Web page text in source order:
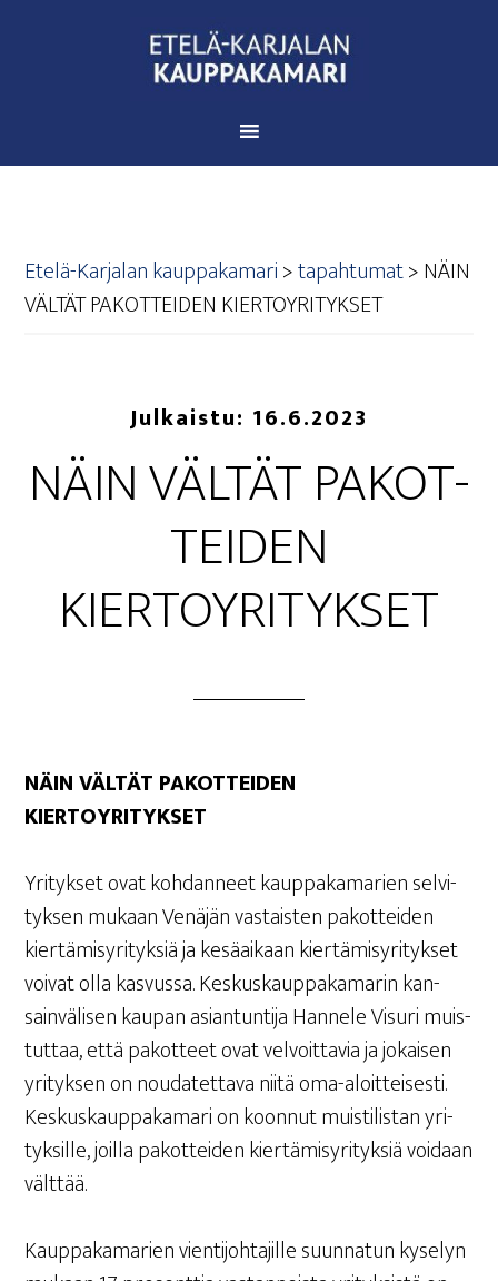
Etelä-Karjalan kauppakamari>tapahtumat>NÄIN
VÄL­TÄT PAKOT­TEI­DEN KIERTOYRITYKSET
Julkaistu: 16.6.2023
NÄIN VÄL­TÄT PAKOT­
TEI­DEN
KIERTOYRITYKSET
NÄIN VÄL­TÄT PAKOT­TEI­DEN
KIERTOYRITYKSET
Yri­tyk­set ovat koh­dan­neet kaup­pa­ka­ma­rien sel­vi­
tyk­sen mukaan Venä­jän vas­tais­ten pakot­tei­den
kier­tä­mis­yri­tyk­siä ja kesä­ai­kaan kier­tä­mis­yri­tyk­set
voi­vat olla kas­vus­sa. Kes­kus­kaup­pa­ka­ma­rin kan­
sain­vä­li­sen kau­pan asian­tun­ti­ja Han­ne­le Visu­ri muis­
tut­taa, että pakot­teet ovat vel­voit­ta­via ja jokai­sen
yri­tyk­sen on nou­da­tet­ta­va nii­tä oma-aloit­tei­ses­ti.
Kes­kus­kaup­pa­ka­ma­ri on koon­nut muis­ti­lis­tan yri­
tyk­sil­le, joil­la pakot­tei­den kier­tä­mis­yri­tyk­siä voi­daan
välttää.
Kaup­pa­ka­ma­rien vien­ti­joh­ta­jil­le suun­na­tun kyse­lyn